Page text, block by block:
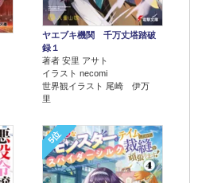
ヤエブキ機関 千万丈塔踏破
録１
著者 安里 アサト
イラスト necomi
世界観イラスト 尾崎 伊万
里
5位